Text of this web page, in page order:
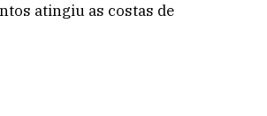
atingiu as costas de